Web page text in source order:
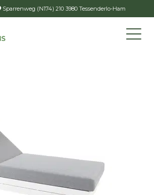
Sparrenweg (N174) 210 3980 Tessenderlo-Ham